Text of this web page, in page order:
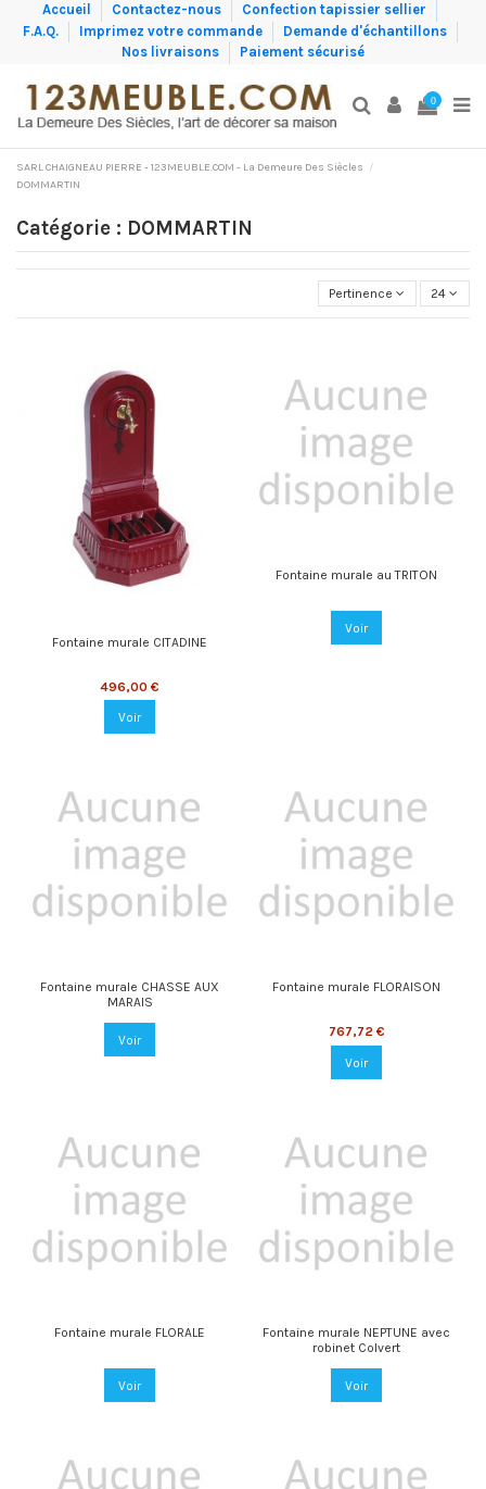
Accueil Contactez-nous
Confection tapissier sellier
F.A.Q.
Imprimez votre commande
Demande d'échantillons
Nos livraisons
Paiement sécurisé
0
SARL CHAIGNEAU PIERRE - 123MEUBLE.COM - La Demeure Des Siècles
DOMMARTIN
Catégorie : DOMMARTIN
Pertinence 24
Fontaine murale CITADINE
496,00 €
Voir
Fontaine murale au TRITON
Voir
Fontaine murale CHASSE AUX
MARAIS
Voir
Fontaine murale FLORAISON
767,72 €
Voir
Fontaine murale FLORALE
Voir
Fontaine murale NEPTUNE avec
robinet Colvert
Voir